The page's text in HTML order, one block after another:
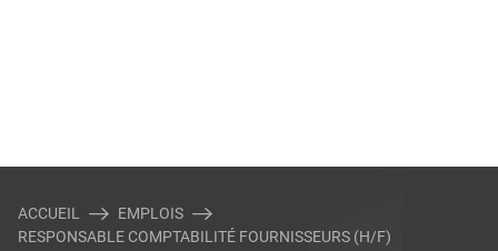
ACCUEIL
EMPLOIS
RESPONSABLE COMPTABILITÉ FOURNISSEURS (H/F)